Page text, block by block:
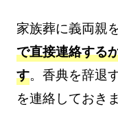
家族葬に義両親
で直接連絡する
す。香典を辞退
を連絡しておき